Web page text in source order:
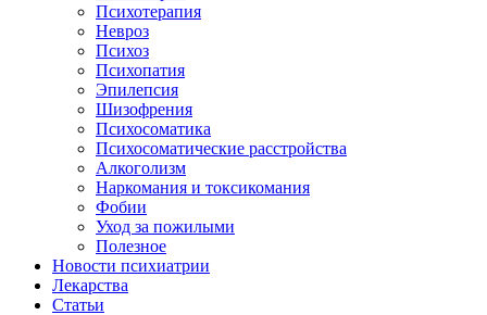
Психотерапия
Невроз
Психоз
Психопатия
Эпилепсия
Шизофрения
Психосоматика
Психосоматические расстройства
Алкоголизм
Наркомания и токсикомания
Фобии
Уход за пожилыми
Полезное
Новости психиатрии
Лекарства
Статьи